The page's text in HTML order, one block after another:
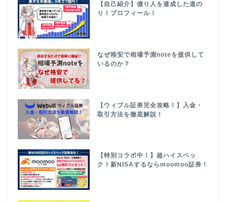
【自己紹介】億り人を達成した道の
り！プロフィール！
なぜ格安で相場予測noteを提供して
いるのか？
【ウィブル証券完全攻略！】入金・
取引方法を徹底解説！
【特別コラボ中！】超ハイスペッ
ク！新NISAするならmoomoo証券！